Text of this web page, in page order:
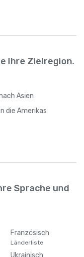
Ihre Zielregion.
Asien
die Amerikas
Sprache und
Französisch
Länderliste
Ukrainisch